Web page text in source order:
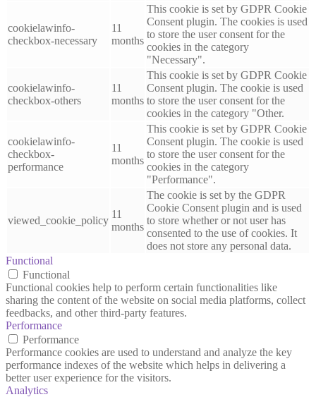
cookielawinfo-
checkbox-necessary
11
months
This cookie is set by GDPR Cookie
Consent plugin. The cookies is used
to store the user consent for the
cookies in the category
"Necessary".
cookielawinfo-
checkbox-others
11
months
This cookie is set by GDPR Cookie
Consent plugin. The cookie is used
to store the user consent for the
cookies in the category "Other.
cookielawinfo-
checkbox-
performance
11
months
This cookie is set by GDPR Cookie
Consent plugin. The cookie is used
to store the user consent for the
cookies in the category
"Performance".
viewed_cookie_policy
11
months
The cookie is set by the GDPR
Cookie Consent plugin and is used
to store whether or not user has
consented to the use of cookies. It
does not store any personal data.
Functional
Functional
Functional cookies help to perform certain functionalities like
sharing the content of the website on social media platforms, collect
feedbacks, and other third-party features.
Performance
Performance
Performance cookies are used to understand and analyze the key
performance indexes of the website which helps in delivering a
better user experience for the visitors.
Analytics